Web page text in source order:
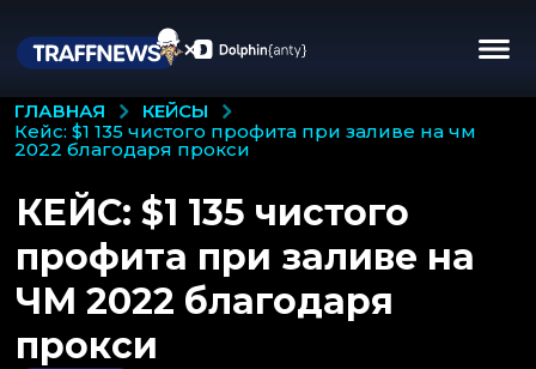
ГЛАВНАЯ
КЕЙСЫ
кейс: $1 135 чистого профита при заливе на чм
2022 благодаря прокси
КЕЙС: $1 135 чистого
профита при заливе на
ЧМ 2022 благодаря
прокси